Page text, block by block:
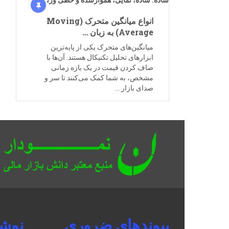
انواع میانگین متحرک (Moving
Average) به زبان …
میانگین‌های متحرک یکی از پایه‌ترین
ابزارهای تحلیل تکنیکال هستند. آن‌ها با
صاف کردن قیمت در یک بازه زمانی
مشخص، به شما کمک می‌کنند تا سر و
صدای بازار …
پیوندهای ضروری